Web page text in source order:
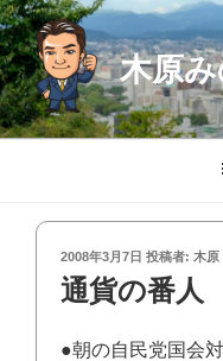
コ
ン
テ
ン
ツ
木原
投
稿
日:
2008年3月7日 投稿者: 木原
通貨の番人
●朝の自民党国会